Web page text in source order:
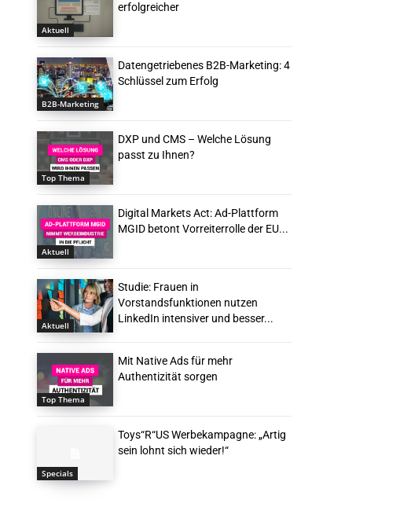
Aktuell
erfolgreicher
B2B-Marketing
Datengetriebenes B2B-Marketing: 4
Schlüssel zum Erfolg
Top Thema
DXP und CMS – Welche Lösung
passt zu Ihnen?
Aktuell
Digital Markets Act: Ad-Plattform
MGID betont Vorreiterrolle der EU...
Aktuell
Studie: Frauen in
Vorstandsfunktionen nutzen
LinkedIn intensiver und besser...
Top Thema
Mit Native Ads für mehr
Authentizität sorgen
Specials
Toys“R“US Werbekampagne: „Artig
sein lohnt sich wieder!“